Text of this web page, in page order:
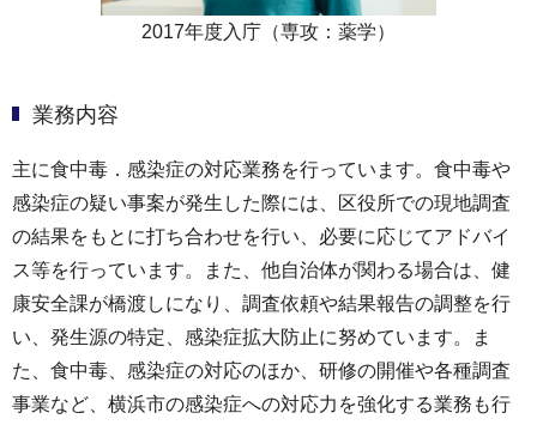
2017年度入庁（専攻：薬学）
業務内容
主に食中毒．感染症の対応業務を行っています。食中毒や
感染症の疑い事案が発生した際には、区役所での現地調査
の結果をもとに打ち合わせを行い、必要に応じてアドバイ
ス等を行っています。また、他自治体が関わる場合は、健
康安全課が橋渡しになり、調査依頼や結果報告の調整を行
い、発生源の特定、感染症拡大防止に努めています。ま
た、食中毒、感染症の対応のほか、研修の開催や各種調査
事業など、横浜市の感染症への対応力を強化する業務も行